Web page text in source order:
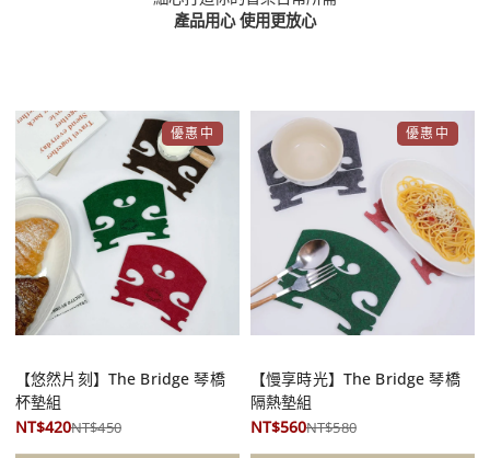
產品用心 使用更放心
優惠中
【悠然片刻】The Bridge 琴橋
杯墊組
NT$420NT$450
優惠中
【慢享時光】The Bridge 琴橋
隔熱墊組
NT$560NT$580